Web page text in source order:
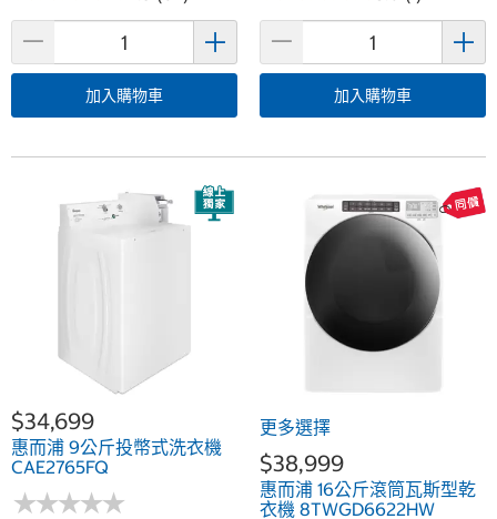
加入購物車 加入購物車
$34,699
惠而浦 9公斤投幣式洗衣機
CAE2765FQ
★★★★★
★★★★★
更多選擇
$38,999
惠而浦 16公斤滾筒瓦斯型乾
衣機 8TWGD6622HW